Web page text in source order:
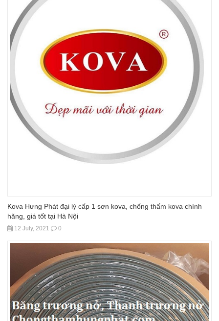
Kova Hưng Phát đại lý cấp 1 sơn kova, chống thấm kova chính
hãng, giá tốt tại Hà Nội
12 July, 2021 0